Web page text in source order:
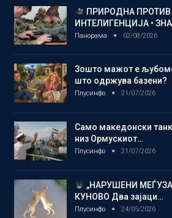
ПРИРОДНА
ИНТЕЛИГЕНЦИЈА •
Панорама 02/08/2026
Зошто мажот е
што одржува базени?
Плусинфо 21/07/2026
Само македонски
низ Ормускиот…
Плусинфо 21/07/2026
„НАРУШЕНИ
КУНОВО Два зајаци…
Плусинфо 24/05/2026